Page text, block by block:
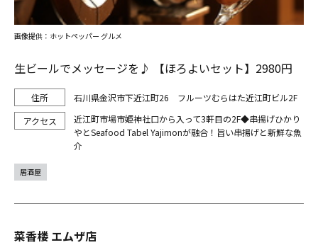
生ビールでメッセージを♪ 【ほろよいセット】2980円
石川県金沢市下近江町26 フルーツむらはた近江町ビル2F
近江町市場市姫神社口から入って3軒目の2F◆串揚げひかり
やとSeafood Tabel Yajimonが融合！旨い串揚げと新鮮な魚
介
画像提供：ホットペッパー グルメ
居酒屋
菜香楼 エムザ店